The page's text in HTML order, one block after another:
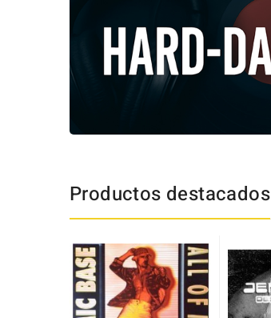
Productos destacados